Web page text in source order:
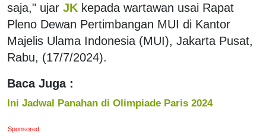
saja," ujar JK kepada wartawan usai Rapat
Pleno Dewan Pertimbangan MUI di Kantor
Majelis Ulama Indonesia (MUI), Jakarta Pusat,
Rabu, (17/7/2024).
Baca Juga :
Ini Jadwal Panahan di Olimpiade Paris 2024
Sponsored